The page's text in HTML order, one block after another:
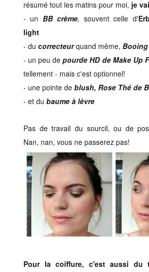
résumé tout les matins pour moi, je
- un BB crème, souvent celle d'
light
- du correcteurquand même,
- un peu de pourde HD de Make Up
tellement - mais c'est optionnel!
- une pointe de blush, Rose Thé de
- et du baume à lèvre
Pas de travail du sourcil, ou de
Nan, nan, vous ne passerez pas!
Pour la coiffure, c'est aussi du